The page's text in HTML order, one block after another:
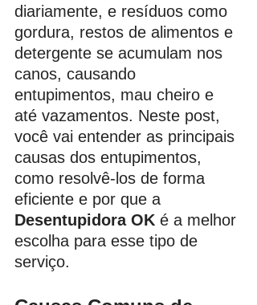
diariamente, e resíduos como
gordura, restos de alimentos e
detergente se acumulam nos
canos, causando
entupimentos, mau cheiro e
até vazamentos. Neste post,
você vai entender as principais
causas dos entupimentos,
como resolvê-los de forma
eficiente e por que a
Desentupidora OK é a melhor
escolha para esse tipo de
serviço.